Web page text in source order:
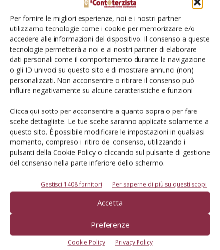
Per fornire le migliori esperienze, noi e i nostri partner
utilizziamo tecnologie come i cookie per memorizzare e/o
accedere alle informazioni del dispositivo. Il consenso a queste
tecnologie permetterà a noi e ai nostri partner di elaborare
dati personali come il comportamento durante la navigazione
o gli ID univoci su questo sito e di mostrare annunci (non)
personalizzati. Non acconsentire o ritirare il consenso può
influire negativamente su alcune caratteristiche e funzioni.
Clicca qui sotto per acconsentire a quanto sopra o per fare
scelte dettagliate. Le tue scelte saranno applicate solamente a
questo sito. È possibile modificare le impostazioni in qualsiasi
momento, compreso il ritiro del consenso, utilizzando i
pulsanti della Cookie Policy o cliccando sul pulsante di gestione
del consenso nella parte inferiore dello schermo.
Gestisci 1408 fornitori Per saperne di più su questi scopi
Accetta
Preferenze
Cookie Policy Privacy Policy
Impiego abusivo di gasolio agricolo
Di Roberto Guidotti- 13 Giugno 2015
E-magazine
Tecniche, prodotti e servizi dalle aziende
Catalogo Aziende e Prodotti
Un modo semplice per cercare un'azienda o un